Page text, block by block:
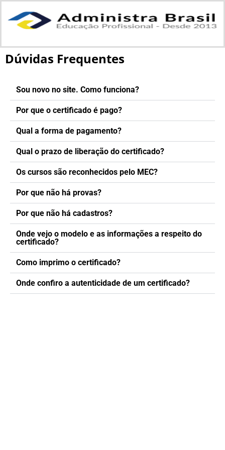
Dúvidas Frequentes
Sou novo no site. Como funciona?
Por que o certificado é pago?
Qual a forma de pagamento?
Qual o prazo de liberação do certificado?
Os cursos são reconhecidos pelo MEC?
Por que não há provas?
Por que não há cadastros?
Onde vejo o modelo e as informações a respeito do
certificado?
Como imprimo o certificado?
Onde confiro a autenticidade de um certificado?